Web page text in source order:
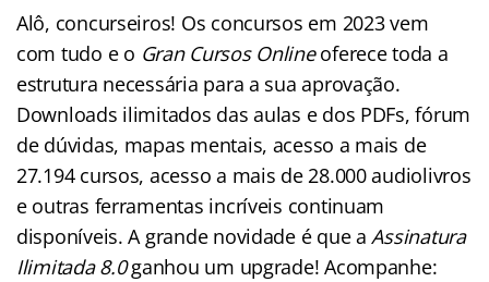
Alô, concurseiros! Os concursos em 2023 vem
com tudo e o Gran Cursos Onlineoferece toda a
estrutura necessária para a sua aprovação.
Downloads ilimitados das aulas e dos PDFs, fórum
de dúvidas, mapas mentais, acesso a mais de
27.194 cursos, acesso a mais de 28.000 audiolivros
e outras ferramentas incríveis continuam
disponíveis. A grande novidade é que aAssinatura
Ilimitada 8.0ganhou um upgrade! Acompanhe: